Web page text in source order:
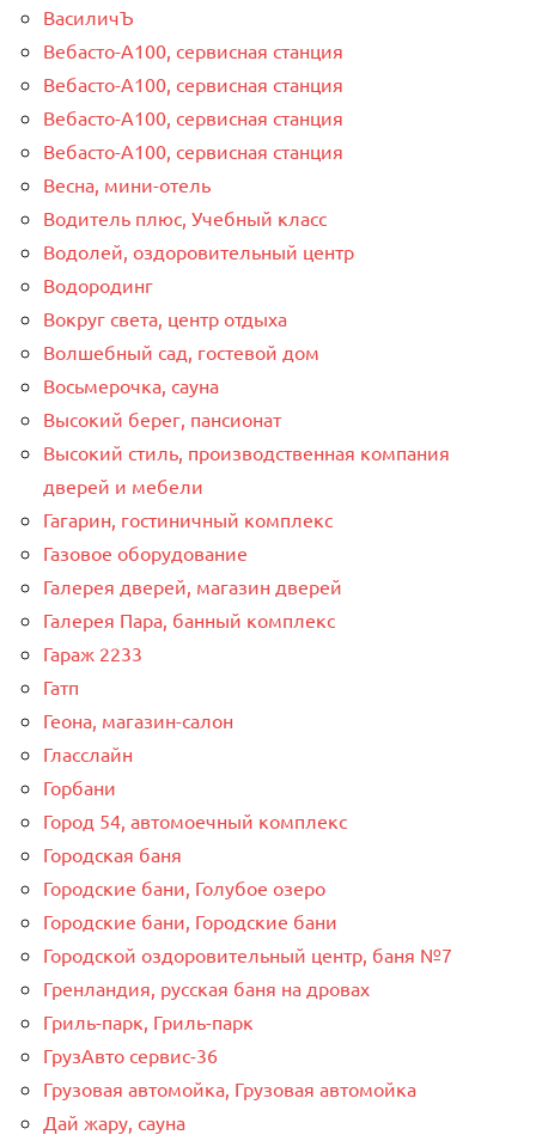
ВасиличЪ
Вебасто-А100, сервисная станция
Вебасто-А100, сервисная станция
Вебасто-А100, сервисная станция
Вебасто-А100, сервисная станция
Весна, мини-отель
Водитель плюс, Учебный класс
Водолей, оздоровительный центр
Водородинг
Вокруг света, центр отдыха
Волшебный сад, гостевой дом
Восьмерочка, сауна
Высокий берег, пансионат
Высокий стиль, производственная компания
дверей и мебели
Гагарин, гостиничный комплекс
Газовое оборудование
Галерея дверей, магазин дверей
Галерея Пара, банный комплекс
Гараж 2233
Гатп
Геона, магазин-салон
Гласслайн
Горбани
Город 54, автомоечный комплекс
Городская баня
Городские бани, Голубое озеро
Городские бани, Городские бани
Городской оздоровительный центр, баня №7
Гренландия, русская баня на дровах
Гриль-парк, Гриль-парк
ГрузАвто сервис-36
Грузовая автомойка, Грузовая автомойка
Дай жару, сауна